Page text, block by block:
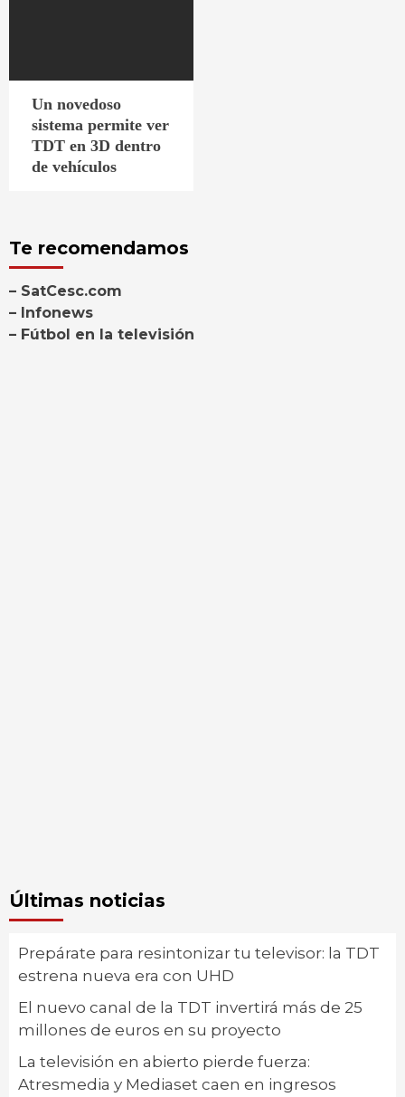
Un novedoso
sistema permite ver
TDT en 3D dentro
de vehículos
Te recomendamos
– SatCesc.com
– Infonews
– Fútbol en la televisión
Últimas noticias
Prepárate para resintonizar tu televisor: la TDT
estrena nueva era con UHD
El nuevo canal de la TDT invertirá más de 25
millones de euros en su proyecto
La televisión en abierto pierde fuerza:
Atresmedia y Mediaset caen en ingresos